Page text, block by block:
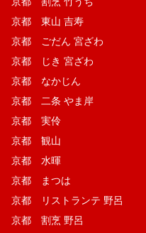
京都 東山 吉寿
京都 ごだん 宮ざわ
京都 じき 宮ざわ
京都 なかじん
京都 二条 やま岸
京都 実伶
京都 観山
京都 水暉
京都 まつは
京都 リストランテ 野呂
京都 割烹 野呂